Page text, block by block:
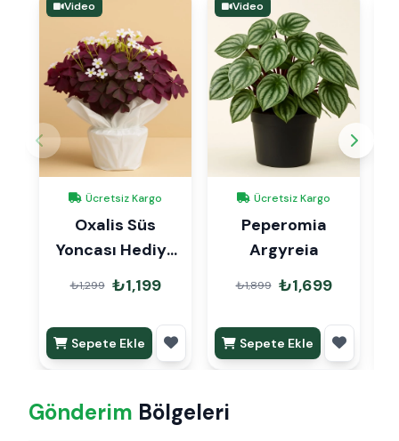
Video
Ücretsiz Kargo
Oxalis Süs
Yoncası Hediye
Paketli
₺1,299 ₺1,199
Sepete Ekle
Video
Ücretsiz Kargo
Peperomia
Argyreia
₺1,899 ₺1,699
Sepete Ekle
Gönderim Bölgeleri